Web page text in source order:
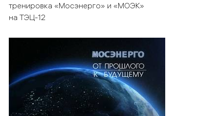
тренировка «Мосэнерго» и «МОЭК»
на ТЭЦ-12